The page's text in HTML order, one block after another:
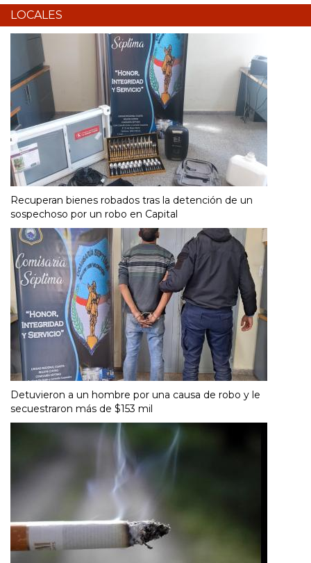
LOCALES
Recuperan bienes robados tras la detención de un
sospechoso por un robo en Capital
Detuvieron a un hombre por una causa de robo y le
secuestraron más de $153 mil